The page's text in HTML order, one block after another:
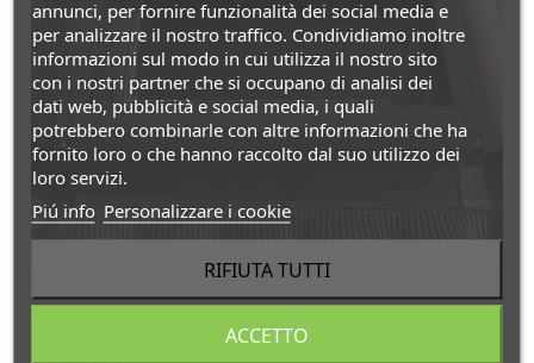
annunci, per fornire funzionalità dei social media e
per analizzare il nostro traffico. Condividiamo inoltre
informazioni sul modo in cui utilizza il nostro sito
con i nostri partner che si occupano di analisi dei
dati web, pubblicità e social media, i quali
potrebbero combinarle con altre informazioni che ha
fornito loro o che hanno raccolto dal suo utilizzo dei
loro servizi.
Piú info Personalizzare i cookie
RIFIUTA TUTTI
ACCETTO